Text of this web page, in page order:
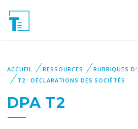
ACCUEIL RESSOURCES
RUBRIQUES
T2 : DÉCLARATIONS DES SOCIÉTÉS
DPA T2